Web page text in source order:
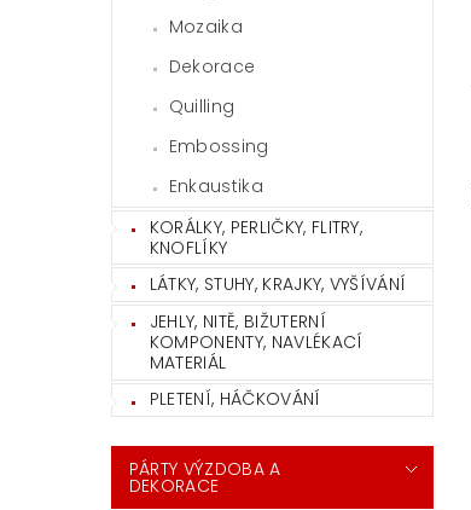
Mozaika
Dekorace
Quilling
Embossing
Enkaustika
KORÁLKY, PERLIČKY, FLITRY,
KNOFLÍKY
LÁTKY, STUHY, KRAJKY, VYŠÍVÁNÍ
JEHLY, NITĚ, BIŽUTERNÍ
KOMPONENTY, NAVLÉKACÍ
MATERIÁL
PLETENÍ, HÁČKOVÁNÍ
PÁRTY VÝZDOBA A
DEKORACE